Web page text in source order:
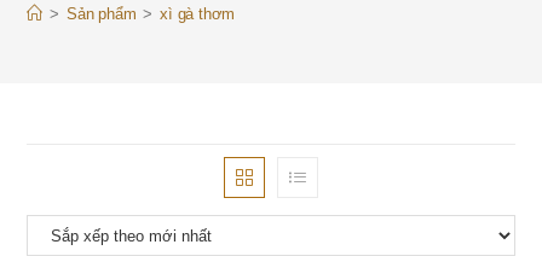
> Sản phẩm > xì gà thơm